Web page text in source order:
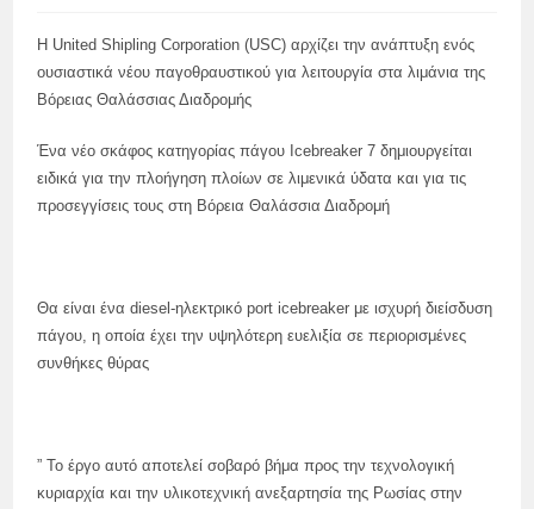
Η United Shipling Corporation (USC) αρχίζει την ανάπτυξη ενός
ουσιαστικά νέου παγοθραυστικού για λειτουργία στα λιμάνια της
Βόρειας Θαλάσσιας Διαδρομής
Ένα νέο σκάφος κατηγορίας πάγου Icebreaker 7 δημιουργείται
ειδικά για την πλοήγηση πλοίων σε λιμενικά ύδατα και για τις
προσεγγίσεις τους στη Βόρεια Θαλάσσια Διαδρομή
Θα είναι ένα diesel-ηλεκτρικό port icebreaker με ισχυρή διείσδυση
πάγου, η οποία έχει την υψηλότερη ευελιξία σε περιορισμένες
συνθήκες θύρας
” Το έργο αυτό αποτελεί σοβαρό βήμα προς την τεχνολογική
κυριαρχία και την υλικοτεχνική ανεξαρτησία της Ρωσίας στην